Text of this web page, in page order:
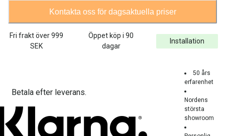
Kontakta oss för dagsaktuella priser
Fri frakt över999
SEK
Öppet köp i 90
dagar
Installation
Betala efter leverans.
50 års
erfarenhet
Nordens
största
showroom